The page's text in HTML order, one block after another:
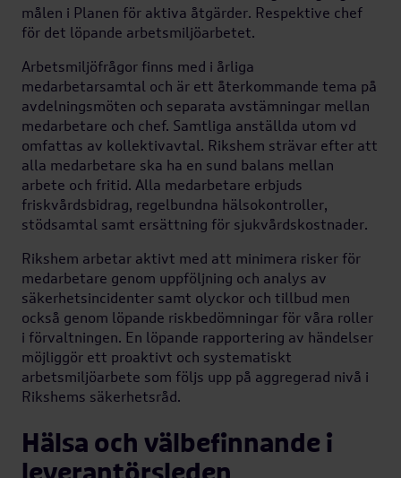
målen i Planen för aktiva åtgärder. Respektive chef
för det löpande arbetsmiljöarbetet.
Arbetsmiljöfrågor finns med i årliga
medarbetarsamtal och är ett återkommande tema på
avdelningsmöten och separata avstämningar mellan
medarbetare och chef. Samtliga anställda utom vd
omfattas av kollektivavtal. Rikshem strävar efter att
alla medarbetare ska ha en sund balans mellan
arbete och fritid. Alla medarbetare erbjuds
friskvårdsbidrag, regelbundna hälsokontroller,
stödsamtal samt ersättning för sjukvårdskostnader.
Rikshem arbetar aktivt med att minimera risker för
medarbetare genom uppföljning och analys av
säkerhetsincidenter samt olyckor och tillbud men
också genom löpande riskbedömningar för våra roller
i förvaltningen. En löpande rapportering av händelser
möjliggör ett proaktivt och systematiskt
arbetsmiljöarbete som följs upp på aggregerad nivå i
Rikshems säkerhetsråd.
Hälsa och välbefinnande i
leverantörsleden